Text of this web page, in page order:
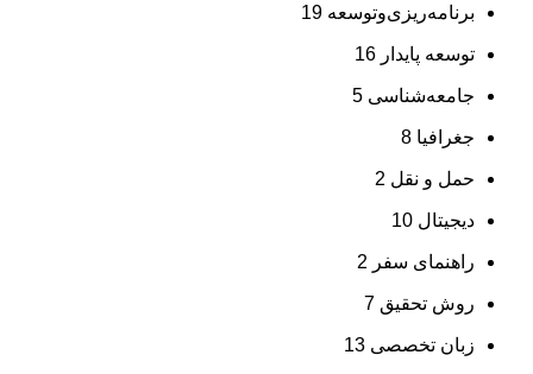
برنامه‌ریزی‌وتوسعه 19
توسعه پایدار 16
جامعه‌شناسی 5
جغرافیا 8
حمل و نقل 2
دیجیتال 10
راهنمای سفر 2
روش تحقیق 7
زبان تخصصی 13